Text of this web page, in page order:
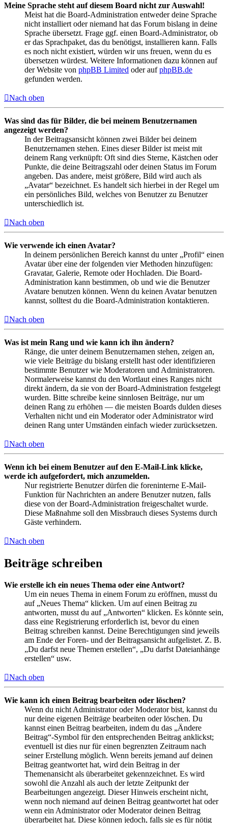
Meine Sprache steht auf diesem Board nicht zur Auswahl!
Meist hat die Board-Administration entweder deine Sprache
nicht installiert oder niemand hat das Forum bislang in deine
Sprache übersetzt. Frage ggf. einen Board-Administrator, ob
er das Sprachpaket, das du benötigst, installieren kann. Falls
es noch nicht existiert, würden wir uns freuen, wenn du es
übersetzen würdest. Weitere Informationen dazu können auf
der Website von phpBB Limited oder aufphpBB.de
gefunden werden.
Nach oben
Was sind das für Bilder, die bei meinem Benutzernamen
angezeigt werden?
In der Beitragsansicht können zwei Bilder bei deinem
Benutzernamen stehen. Eines dieser Bilder ist meist mit
deinem Rang verknüpft: Oft sind dies Sterne, Kästchen oder
Punkte, die deine Beitragszahl oder deinen Status im Forum
angeben. Das andere, meist größere, Bild wird auch als
„Avatar“ bezeichnet. Es handelt sich hierbei in der Regel um
ein persönliches Bild, welches von Benutzer zu Benutzer
unterschiedlich ist.
Nach oben
Wie verwende ich einen Avatar?
In deinem persönlichen Bereich kannst du unter „Profil“ einen
Avatar über eine der folgenden vier Methoden hinzufügen:
Gravatar, Galerie, Remote oder Hochladen. Die Board-
Administration kann bestimmen, ob und wie die Benutzer
Avatare benutzen können. Wenn du keinen Avatar benutzen
kannst, solltest du die Board-Administration kontaktieren.
Nach oben
Was ist mein Rang und wie kann ich ihn ändern?
Ränge, die unter deinem Benutzernamen stehen, zeigen an,
wie viele Beiträge du bislang erstellt hast oder identifizieren
bestimmte Benutzer wie Moderatoren und Administratoren.
Normalerweise kannst du den Wortlaut eines Ranges nicht
direkt ändern, da sie von der Board-Administration festgelegt
wurden. Bitte schreibe keine sinnlosen Beiträge, nur um
deinen Rang zu erhöhen — die meisten Boards dulden dieses
Verhalten nicht und ein Moderator oder Administrator wird
deinen Rang unter Umständen einfach wieder zurücksetzen.
Nach oben
Wenn ich bei einem Benutzer auf den E-Mail-Link klicke,
werde ich aufgefordert, mich anzumelden.
Nur registrierte Benutzer dürfen die foreninterne E-Mail-
Funktion für Nachrichten an andere Benutzer nutzen, falls
diese von der Board-Administration freigeschaltet wurde.
Diese Maßnahme soll den Missbrauch dieses Systems durch
Gäste verhindern.
Nach oben
Beiträge schreiben
Wie erstelle ich ein neues Thema oder eine Antwort?
Um ein neues Thema in einem Forum zu eröffnen, musst du
auf „Neues Thema“ klicken. Um auf einen Beitrag zu
antworten, musst du auf „Antworten“ klicken. Es könnte sein,
dass eine Registrierung erforderlich ist, bevor du einen
Beitrag schreiben kannst. Deine Berechtigungen sind jeweils
am Ende der Foren- und der Beitragsansicht aufgelistet. Z. B.
„Du darfst neue Themen erstellen“, „Du darfst Dateianhänge
erstellen“ usw.
Nach oben
Wie kann ich einen Beitrag bearbeiten oder löschen?
Wenn du nicht Administrator oder Moderator bist, kannst du
nur deine eigenen Beiträge bearbeiten oder löschen. Du
kannst einen Beitrag bearbeiten, indem du das „Ändere
Beitrag“-Symbol für den entsprechenden Beitrag anklickst;
eventuell ist dies nur für einen begrenzten Zeitraum nach
seiner Erstellung möglich. Wenn bereits jemand auf deinen
Beitrag geantwortet hat, wird dein Beitrag in der
Themenansicht als überarbeitet gekennzeichnet. Es wird
sowohl die Anzahl als auch der letzte Zeitpunkt der
Bearbeitungen angezeigt. Dieser Hinweis erscheint nicht,
wenn noch niemand auf deinen Beitrag geantwortet hat oder
wenn ein Administrator oder Moderator deinen Beitrag
überarbeitet hat. Diese können jedoch, falls sie es für nötig